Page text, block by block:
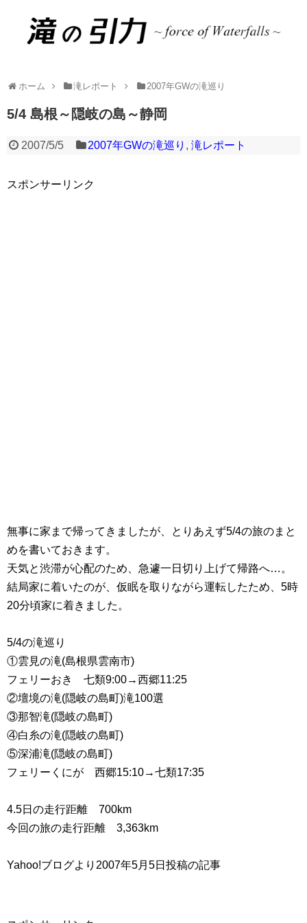
ホーム 滝レポート 2007年GWの滝巡り
5/4 島根～隠岐の島～静岡
2007/5/5 2007年GWの滝巡り ,滝レポート
スポンサーリンク
無事に家まで帰ってきましたが、とりあえず5/4の旅のまと
めを書いておきます。
天気と渋滞が心配のため、急遽一日切り上げて帰路へ…。
結局家に着いたのが、仮眠を取りながら運転したため、5時
20分頃家に着きました。
5/4の滝巡り
①雲見の滝(島根県雲南市)
フェリーおき 七類9:00→西郷11:25
②壇境の滝(隠岐の島町)滝100選
③那智滝(隠岐の島町)
④白糸の滝(隠岐の島町)
⑤深浦滝(隠岐の島町)
フェリーくにが 西郷15:10→七類17:35
4.5日の走行距離 700km
今回の旅の走行距離 3,363km
Yahoo!ブログより2007年5月5日投稿の記事